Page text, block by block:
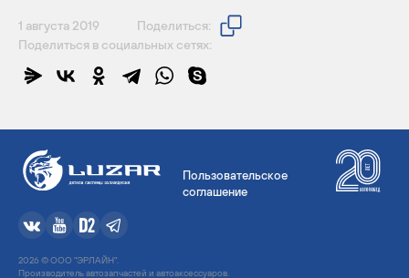
1 августа 2019
Поделиться:
Поделиться в социальных сетях:
Пользовательское
соглашение
2026 © ООО "ЭРЛАЙН".
Производитель автозапчастей и автоаксессуаров.